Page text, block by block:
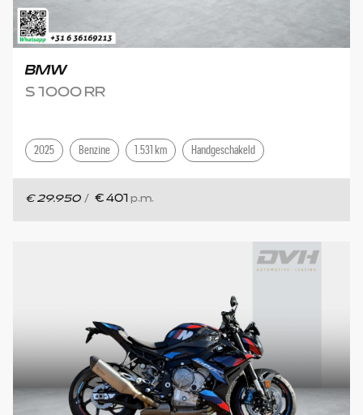
BMW
S 1000 RR
2025 Benzine 1.531 km Handgeschakeld
€ 29.950 / € 401 p.m.